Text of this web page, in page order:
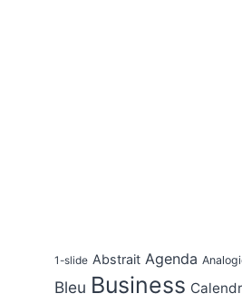
1-slide Abstrait Agenda
Bleu Business